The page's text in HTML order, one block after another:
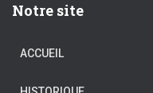
Notre site
ACCUEIL